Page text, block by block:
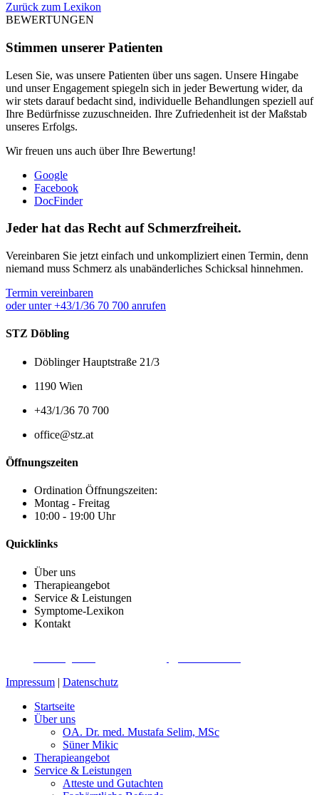
Zurück zum Lexikon
BEWERTUNGEN
Stimmen unserer Patienten
Lesen Sie, was unsere Patienten über uns sagen. Unsere Hingabe
und unser Engagement spiegeln sich in jeder Bewertung wider, da
wir stets darauf bedacht sind, individuelle Behandlungen speziell auf
Ihre Bedürfnisse zuzuschneiden. Ihre Zufriedenheit ist der Maßstab
unseres Erfolgs.
Wir freuen uns auch über Ihre Bewertung!
Google
Facebook
DocFinder
Jeder hat das Recht auf Schmerzfreiheit.
Vereinbaren Sie jetzt einfach und unkompliziert einen Termin, denn
niemand muss Schmerz als unabänderliches Schicksal hinnehmen.
Termin vereinbaren
oder unter +43/1/36 70 700 anrufen
STZ Döbling
Döblinger Hauptstraße 21/3
1190 Wien
+43/1/36 70 700
office@stz.at
Öffnungszeiten
Ordination Öffnungszeiten:
Montag - Freitag
10:00 - 19:00 Uhr
Quicklinks
Über uns
Therapieangebot
Service & Leistungen
Symptome-Lexikon
Kontakt
Impressum | Datenschutz
Startseite
Über uns
OA. Dr. med. Mustafa Selim, MSc
Süner Mikic
Therapieangebot
Service & Leistungen
Atteste und Gutachten